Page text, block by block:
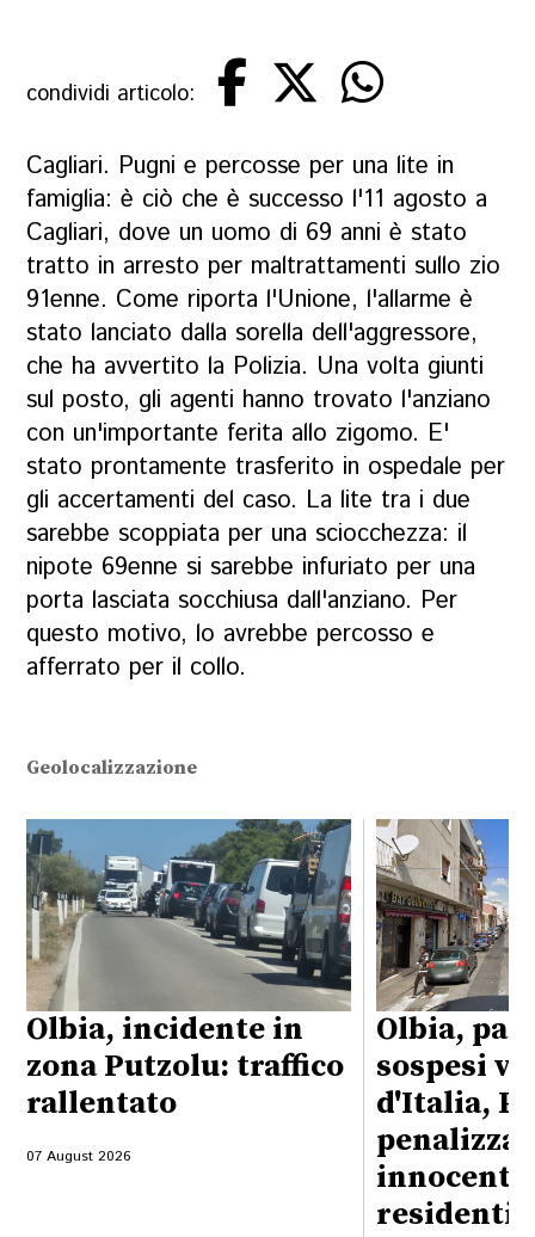
condividi articolo:
Cagliari. Pugni e percosse per una lite in
famiglia: è ciò che è successo l'11 agosto a
Cagliari, dove un uomo di 69 anni è stato
tratto in arresto per maltrattamenti sullo zio
91enne. Come riporta l'Unione, l'allarme è
stato lanciato dalla sorella dell'aggressore,
che ha avvertito la Polizia. Una volta giunti
sul posto, gli agenti hanno trovato l'anziano
con un'importante ferita allo zigomo. E'
stato prontamente trasferito in ospedale per
gli accertamenti del caso. La lite tra i due
sarebbe scoppiata per una sciocchezza: il
nipote 69enne si sarebbe infuriato per una
porta lasciata socchiusa dall'anziano. Per
questo motivo, lo avrebbe percosso e
afferrato per il collo.
Geolocalizzazione
Olbia, incidente in
zona Putzolu: traffico
rallentato
07 August 2026
Olbia,
sospesi
d'Italia,
residenti